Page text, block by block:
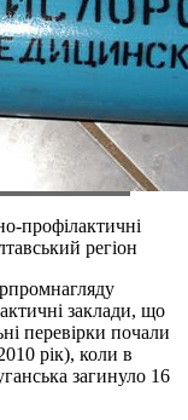
профілактичні
регіон
заклади, що
перевірки почали
рік), коли в
загинуло 16